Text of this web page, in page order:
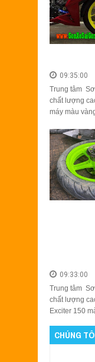
09:35:00
Trung tâm
chất lượng
máy màu
09:33:00
Trung tâm
chất lượng
Exciter 150
CHÚNG